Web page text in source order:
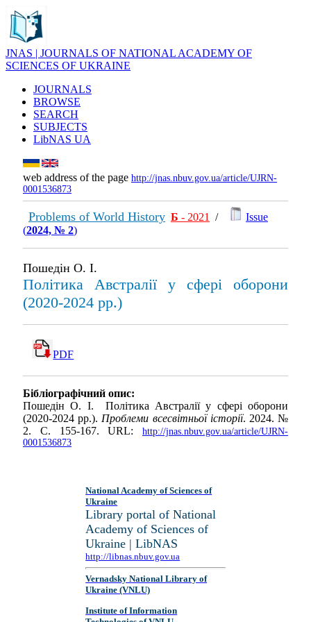
JNAS | JOURNALS OF NATIONAL ACADEMY OF
SCIENCES OF UKRAINE
JOURNALS
BROWSE
SEARCH
SUBJECTS
LibNAS UA
web address of the page http://jnas.nbuv.gov.ua/article/UJRN-
0001536873
Problems of World History Б - 2021 /
Issue
(2024, № 2)
Пошедін О. І.
Політика Австралії у сфері оборони
(2020-2024 рр.)
PDF
Бібліографічний опис:
Пошедін О. І. Політика Австралії у сфері оборони
(2020-2024 рр.).Проблеми всесвітньої історії. 2024. №
2. С. 155-167. URL: http://jnas.nbuv.gov.ua/article/UJRN-
0001536873
National Academy of Sciences of
Ukraine
Library portal of National
Academy of Sciences of
Ukraine | LibNAS
http://libnas.nbuv.gov.ua
Vernadsky National Library of
Ukraine (VNLU)
Institute of Information